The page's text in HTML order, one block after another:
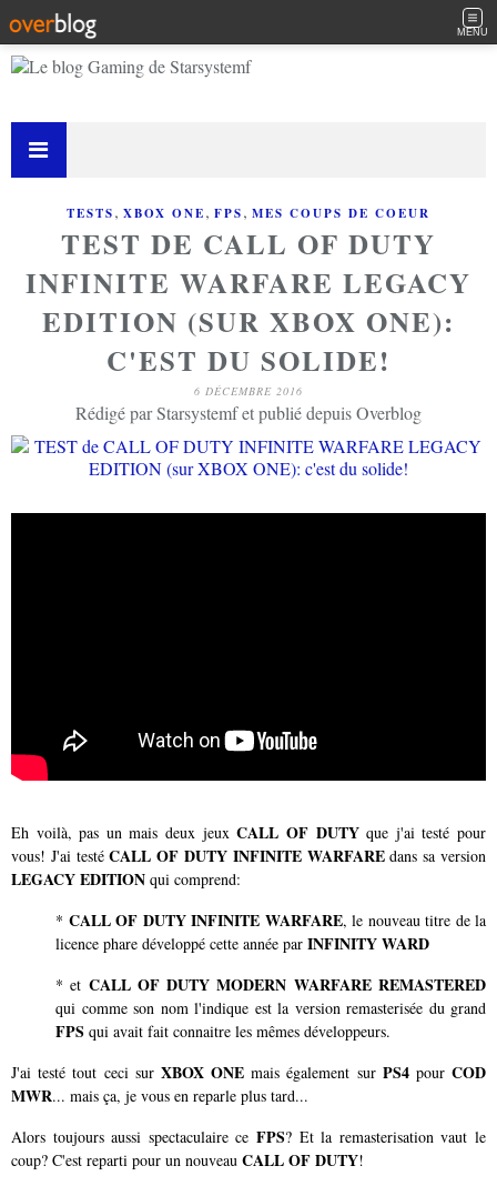
MENU
TESTS, XBOX ONE, FPS, MES COUPS DE COEUR
TEST DE CALL OF DUTY
INFINITE WARFARE LEGACY
EDITION (SUR XBOX ONE):
C'EST DU SOLIDE!
6 DÉCEMBRE 2016
Rédigé par Starsystemf et publié depuis Overblog
Eh voilà, pas un mais deux jeuxCALL OF DUTYque j'ai testé pour
vous! J'ai testéCALL OF DUTY INFINITE WARFAREdans sa version
LEGACY EDITION qui comprend:
* CALL OF DUTY INFINITE WARFARE, le nouveau titre de la
licence phare développé cette année par INFINITY WARD
* et CALL OF DUTY MODERN WARFARE REMASTERED
qui comme son nom l'indique est la version remasterisée du grand
FPS qui avait fait connaitre les mêmes développeurs.
J'ai testé tout ceci sur XBOX ONE mais également sur PS4pourCOD
MWR... mais ça, je vous en reparle plus tard...
Alors toujours aussi spectaculaire ce FPS? Et la remasterisation vaut le
coup? C'est reparti pour un nouveau CALL OF DUTY!